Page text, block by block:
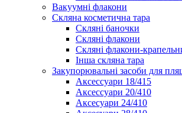
Вакуумні флакони
Скляна косметична тара
Скляні баночки
Скляні флакони
Скляні флакони-
Інша скляна тара
Закупорювальні засоби для
Аксессуари 18/415
Аксессуари 20/410
Аксесуари 24/410